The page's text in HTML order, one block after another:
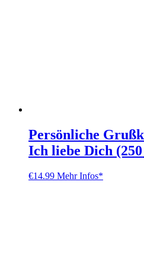
Persönliche
Ich liebe Dich
€14.99 Mehr Infos*